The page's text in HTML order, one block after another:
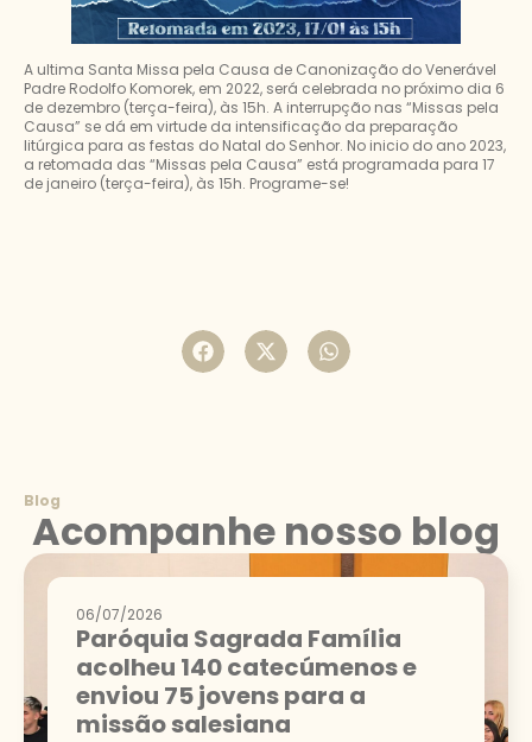
A ultima Santa Missa pela Causa de Canonização do Venerável
Padre Rodolfo Komorek, em 2022, será celebrada no próximo dia 6
de dezembro (terça-feira), às 15h. A interrupção nas “Missas pela
Causa” se dá em virtude da intensificação da preparação
litúrgica para as festas do Natal do Senhor. No inicio do ano 2023,
a retomada das “Missas pela Causa” está programada para 17
de janeiro (terça-feira), às 15h. Programe-se!
Blog
Acompanhe nosso blog
06/07/2026
Paróquia Sagrada Família
acolheu 140 catecúmenos e
enviou 75 jovens para a
missão salesiana